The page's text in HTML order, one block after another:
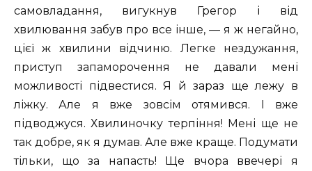
самовладання, вигукнув Грегор і від
хвилювання забув про все інше, — я ж негайно,
цієї ж хвилини відчиню. Легке нездужання,
приступ запаморочення не давали мені
можливості підвестися. Я й зараз ще лежу в
ліжку. Але я вже зовсім отямився. I вже
підводжуся. Хвилиночку терпіння! Мені ще не
так добре, як я думав. Але вже краще. Подумати
тільки, що за напасть! Ще вчора ввечері я